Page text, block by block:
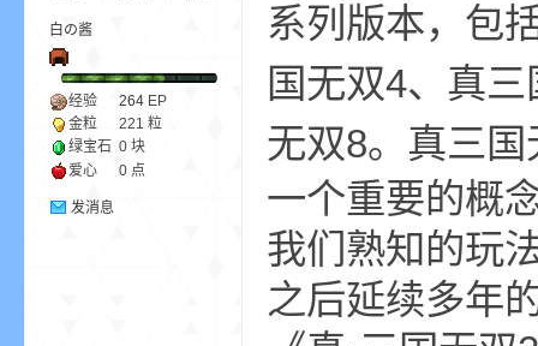
白の酱
经验 264 EP
金粒
221 粒
绿宝石 0 块
爱心
0 点
发消息
系列版本，包
国无双4、真
无双8。真三
一个重要的概
我们熟知的玩
之后延续多年